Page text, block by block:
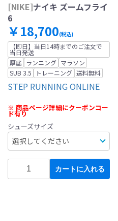
[NIKE]ナイキ ズームフライ
6
￥18,700(税込)
【即日】当日14時までのご注文で
当日発送
厚底 ランニング マラソン
SUB 3.5
トレーニング 送料無料
STEP RUNNING ONLINE
※ 商品ページ詳細にクーポンコー
ド有り
シューズサイズ
カートに入れる